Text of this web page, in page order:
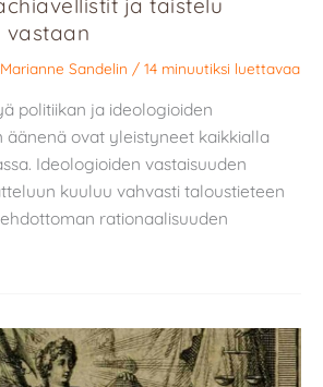
ja taistelu
vastaan
Marianne Sandelin / 14 minuutiksi luettavaa
politiikan ja ideologioiden
äänenä ovat yleistyneet kaikkialla
Ideologioiden vastaisuuden
kuuluu vahvasti taloustieteen
rationaalisuuden